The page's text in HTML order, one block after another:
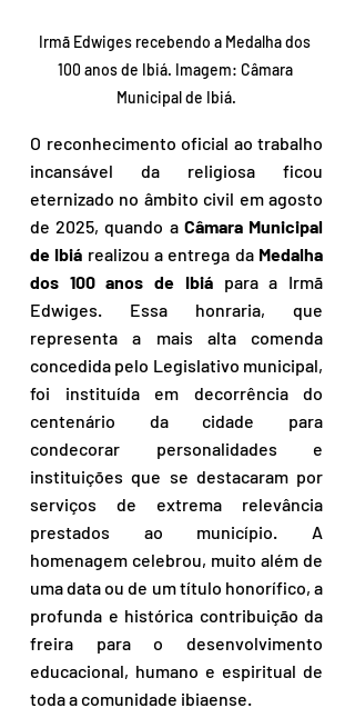
Irmã Edwiges recebendo a Medalha dos
100 anos de Ibiá. Imagem: Câmara
Municipal de Ibiá.
O reconhecimento oficial ao trabalho
incansável da religiosa ficou
eternizado no âmbito civil em agosto
de 2025, quando a Câmara Municipal
de Ibiá realizou a entrega da Medalha
dos 100 anos de Ibiá para a Irmã
Edwiges. Essa honraria, que
representa a mais alta comenda
concedida pelo Legislativo municipal,
foi instituída em decorrência do
centenário da cidade para
condecorar personalidades e
instituições que se destacaram por
serviços de extrema relevância
prestados ao município. A
homenagem celebrou, muito além de
uma data ou de um título honorífico, a
profunda e histórica contribuição da
freira para o desenvolvimento
educacional, humano e espiritual de
toda a comunidade ibiaense.